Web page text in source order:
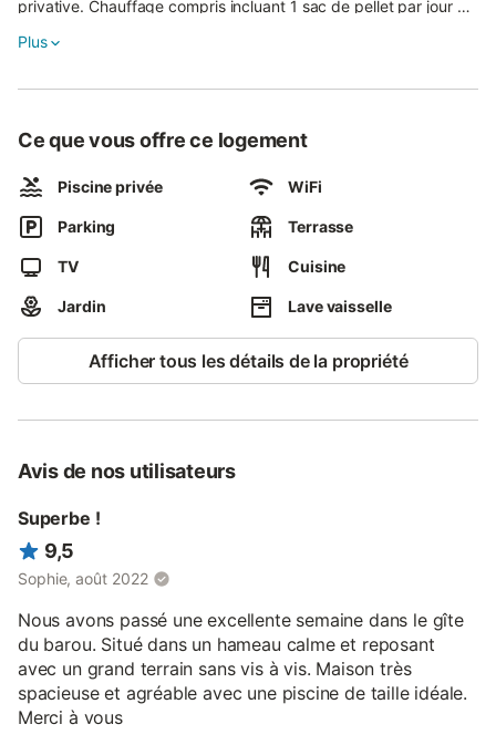
privative. Chauffage compris incluant 1 sac de pellet par jour en
Plus
Ce que vous offre ce logement
Piscine privée WiFi
Parking Terrasse
TV Cuisine
Jardin Lave vaisselle
Afficher tous les détails de la propriété
Avis de nos utilisateurs
Superbe !
9,5
Sophie, août 2022
Nous avons passé une excellente semaine dans le gîte
du barou. Situé dans un hameau calme et reposant
avec un grand terrain sans vis à vis. Maison très
spacieuse et agréable avec une piscine de taille idéale.
Merci à vous